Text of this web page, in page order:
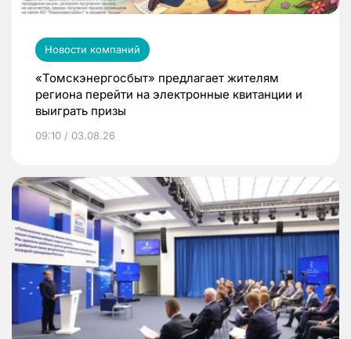
Новости компаний
«Томскэнергосбыт» предлагает жителям
региона перейти на электронные квитанции и
выиграть призы
09:10 / 03.08.26